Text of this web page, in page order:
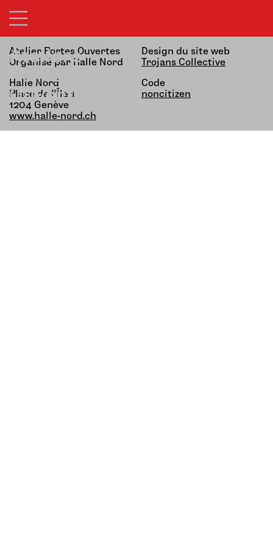
Ateliers
Portes
Ouvertes
Atelier Portes Ouvertes
Organisé par Halle Nord
Halle Nord
Place de l’Île 1,
1204 Genève
www.halle-nord.ch
Design du site web
Trojans Collective
Code
noncitizen